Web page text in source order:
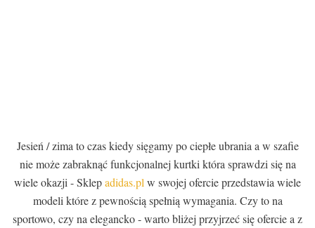
Jesień / zima to czas kiedy sięgamy po ciepłe ubrania a w szafie
nie może zabraknąć funkcjonalnej kurtki która sprawdzi się na
wiele okazji - Sklepadidas.pl w swojej ofercie przedstawia wiele
modeli które z pewnością spełnią wymagania. Czy to na
sportowo, czy na elegancko - warto bliżej przyjrzeć się ofercie a z